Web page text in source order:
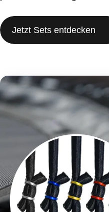
Jetzt Sets entdecken